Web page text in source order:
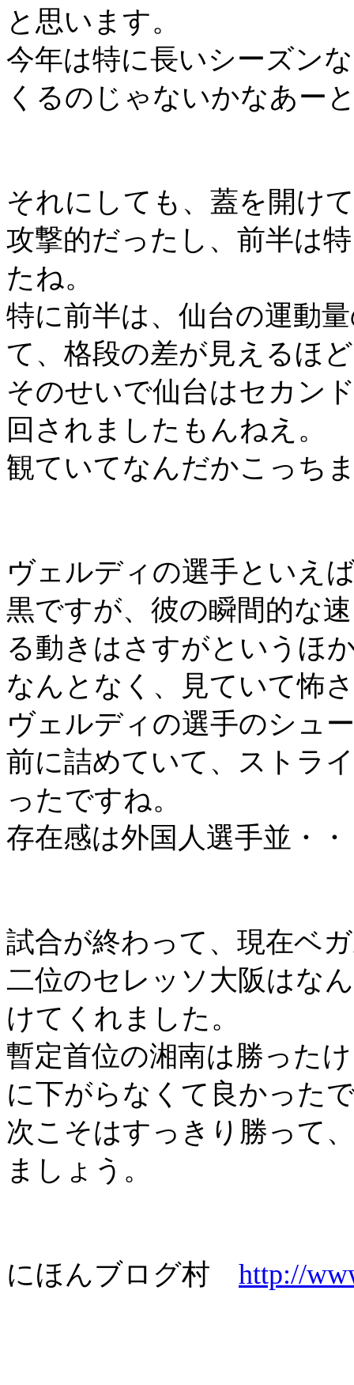
と思います。
今年は特に長いシーズン
くるのじゃないかなあー
それにしても、蓋を開け
攻撃的だったし、前半は
たね。
特に前半は、仙台の運動
て、格段の差が見えるほ
そのせいで仙台はセカン
回されましたもんねえ。
観ていてなんだかこっち
ヴェルディの選手といえ
黒ですが、彼の瞬間的な
る動きはさすがというほ
なんとなく、見ていて怖
ヴェルディの選手のシュ
前に詰めていて、ストラ
ったですね。
存在感は外国人選手並・
試合が終わって、現在ベ
二位のセレッソ大阪はな
けてくれました。
暫定首位の湘南は勝った
に下がらなくて良かった
次こそはすっきり勝って
ましょう。
にほんブログ村 http://